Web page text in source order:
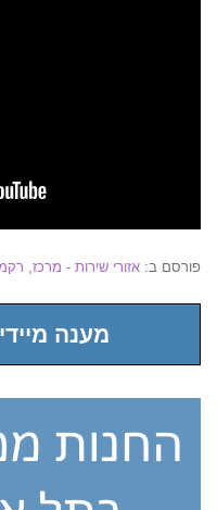
פורסם ב: אזורי שירות - מרכז
מענה מיידי: 072-3922-